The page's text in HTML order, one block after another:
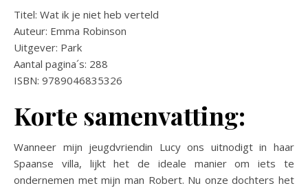
Titel: Wat ik je niet heb verteld
Auteur: Emma Robinson
Uitgever: Park
Aantal pagina´s: 288
ISBN: 9789046835326
Korte samenvatting:
Wanneer mijn jeugdvriendin Lucy ons uitnodigt in haar
Spaanse villa, lijkt het de ideale manier om iets te
ondernemen met mijn man Robert. Nu onze dochters het